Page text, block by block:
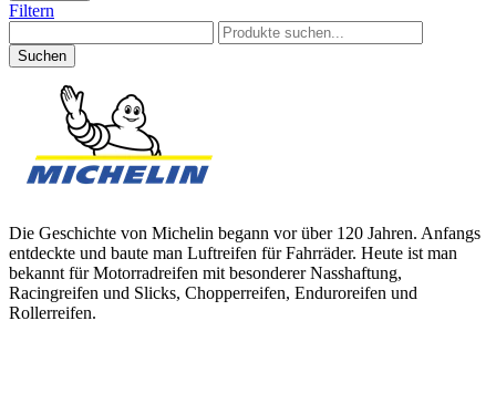
Filtern
Die Geschichte von Michelin begann vor über 120 Jahren. Anfangs
entdeckte und baute man Luftreifen für Fahrräder. Heute ist man
bekannt für Motorradreifen mit besonderer Nasshaftung,
Racingreifen und Slicks, Chopperreifen, Enduroreifen und
Rollerreifen.